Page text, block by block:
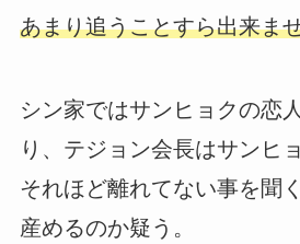
あまり追うことすら出来ま
シン家ではサンヒョクの恋
り、テジョン会長はサンヒ
それほど離れてない事を聞
産めるのか疑う。